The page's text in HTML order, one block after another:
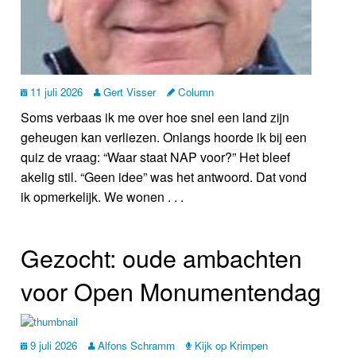
11 juli 2026 Gert Visser Column
Soms verbaas ik me over hoe snel een land zijn
geheugen kan verliezen. Onlangs hoorde ik bij een
quiz de vraag: “Waar staat NAP voor?” Het bleef
akelig stil. “Geen idee” was het antwoord. Dat vond
ik opmerkelijk. We wonen . . .
Gezocht: oude ambachten
voor Open Monumentendag
9 juli 2026 Alfons Schramm Kijk op Krimpen